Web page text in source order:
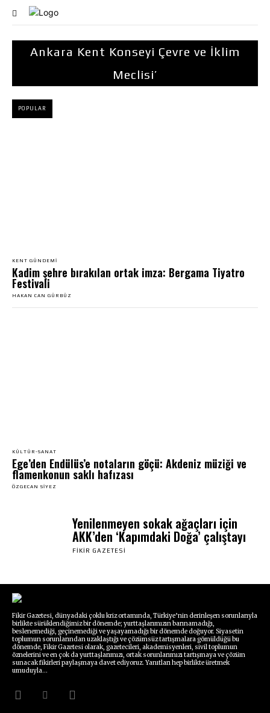
Ankara Kent Konseyi Çevre ve İklim
Meclisi’
POPULAR
KENT GÜNDEMI
Kadim şehre bırakılan ortak imza: Bergama Tiyatro
Festivali
HAKAN CAN GÜRBÜZ
KÜLTÜR-SANAT
Ege’den Endülüs’e notaların göçü: Akdeniz müziği ve
flamenkonun saklı hafızası
ÖZGECAN SIYEZ
Yenilenmeyen sokak ağaçları için
AKK’den ‘Kapımdaki Doğa’ çalıştayı
FIKIR GAZETESI
Fikir Gazetesi, dünyadaki çoklu kriz ortamında, Türkiye’nin derinleşen sorunlarıyla
birlikte sürüklendiğimiz bir dönemde; yurttaşlarımızın barınamadığı,
beslenemediği, geçinemediği ve yaşayamadığı bir dönemde doğuyor. Siyasetin
toplumun sorunlarından uzaklaştığı ve çözümsüz tartışmalara gömüldüğü bu
dönemde, Fikir Gazetesi olarak, gazetecileri, akademisyenleri, sivil toplumun
öznelerini ve en çok da yurttaşlarımızı, ortak sorunlarımızı tartışmaya ve çözüm
sunacak fikirleri paylaşmaya davet ediyoruz. Yanıtları hep birlikte üretmek
umuduyla...